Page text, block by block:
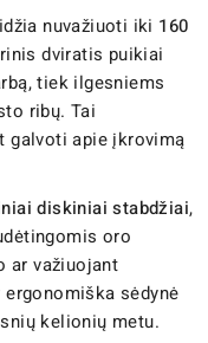
nuvažiuoti iki 160
dviratis puikiai
tiek ilgesniems
ribų. Tai
galvoti apie įkrovimą
diskiniai stabdžiai,
oro
ar važiuojant
sėdynė
kelionių metu.